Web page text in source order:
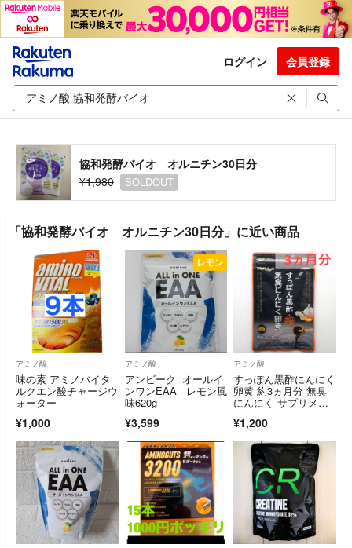
ログイン 会員登録
協和発酵バイオ オルニチン30日分
¥1,980
SOLDOUT
「協和発酵バイオ オルニチン30日分」に近い商品
アミノ酸
味の素 アミノバイタ
ルクエン酸チャージウ
ォーター
¥1,000
アミノ酸
アンビーク オールイ
ンワンEAA レモン風
味620g
¥3,599
アミノ酸
すっぽん黒酢にんにく
卵黄 約3ヵ月分 無臭
にんにく サプリメン
¥1,200